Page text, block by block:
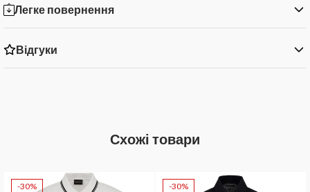
Легке повернення
Відгуки
Схожі товари
-30% -30%